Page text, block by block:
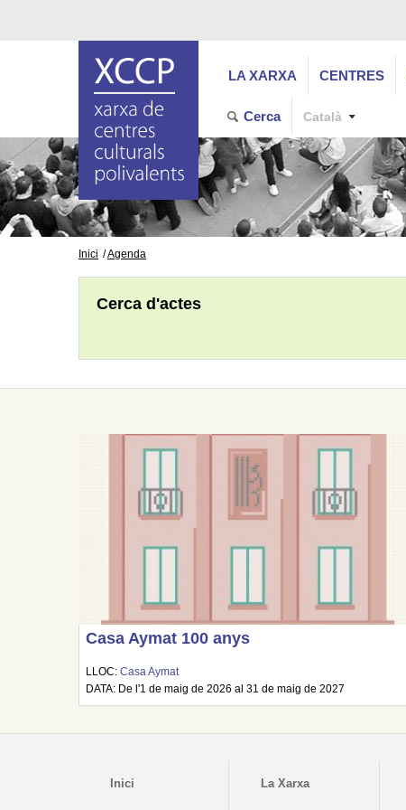
LA XARXA CENTRES
Cerca Català
Inici Agenda
Cerca d'actes
Casa Aymat 100 anys
LLOC:Casa Aymat
DATA: De l'1 de maig de 2026 al 31 de maig de 2027
Inici La Xarxa